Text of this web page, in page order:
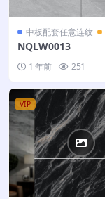
中板配套任意连纹
NQLW0013
1 年前 251
VIP